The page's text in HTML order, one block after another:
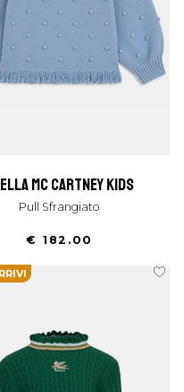
mc cartney kids
Pull Sfrangiato
€ 182.00